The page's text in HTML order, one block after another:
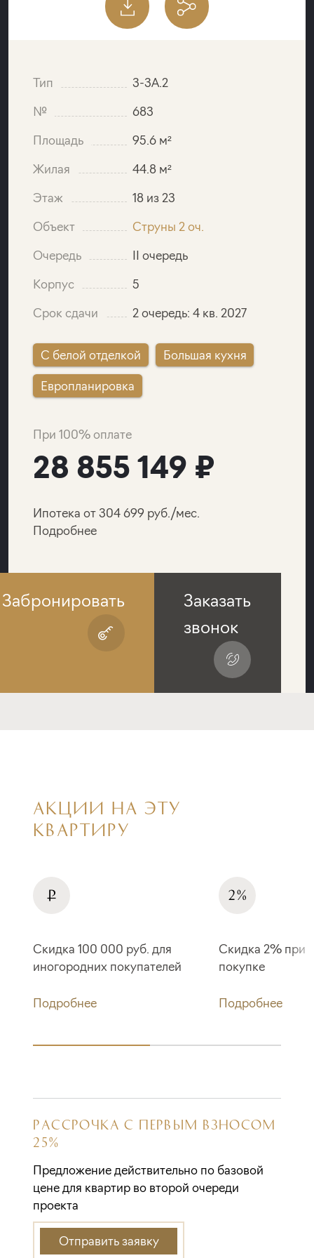
Тип
3-3A.2
№
683
Площадь
95.6 м²
Жилая
44.8 м²
Этаж
18 из 23
Объект
Струны 2 оч.
Очередь
II очередь
Корпус
5
Срок сдачи
2 очередь: 4 кв. 2027
C белой отделкой Большая кухня
Европланировка
При 100% оплате
28 855 149 ₽
Ипотека от 304 699 руб./мес.
Подробнее
Забронировать
Заказать
звонок
АКЦИИ НА ЭТУ
КВАРТИРУ
Скидка 100 000 руб. для
иногородних покупателей
Подробнее
Скидка 2% при
покупке
Подробнее
РАССРОЧКА С ПЕРВЫМ ВЗНОСОМ
25%
Предложение действительно по базовой
цене для квартир во второй очереди
проекта
Отправить заявку